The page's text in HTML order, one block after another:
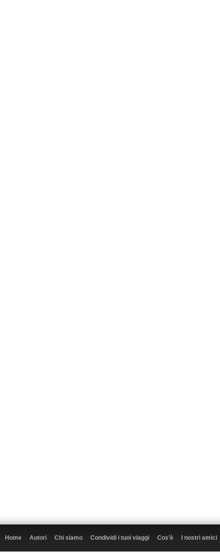
Home Autori Chi siamo Condividi i tuoi viaggi Cos’è I nostri amici